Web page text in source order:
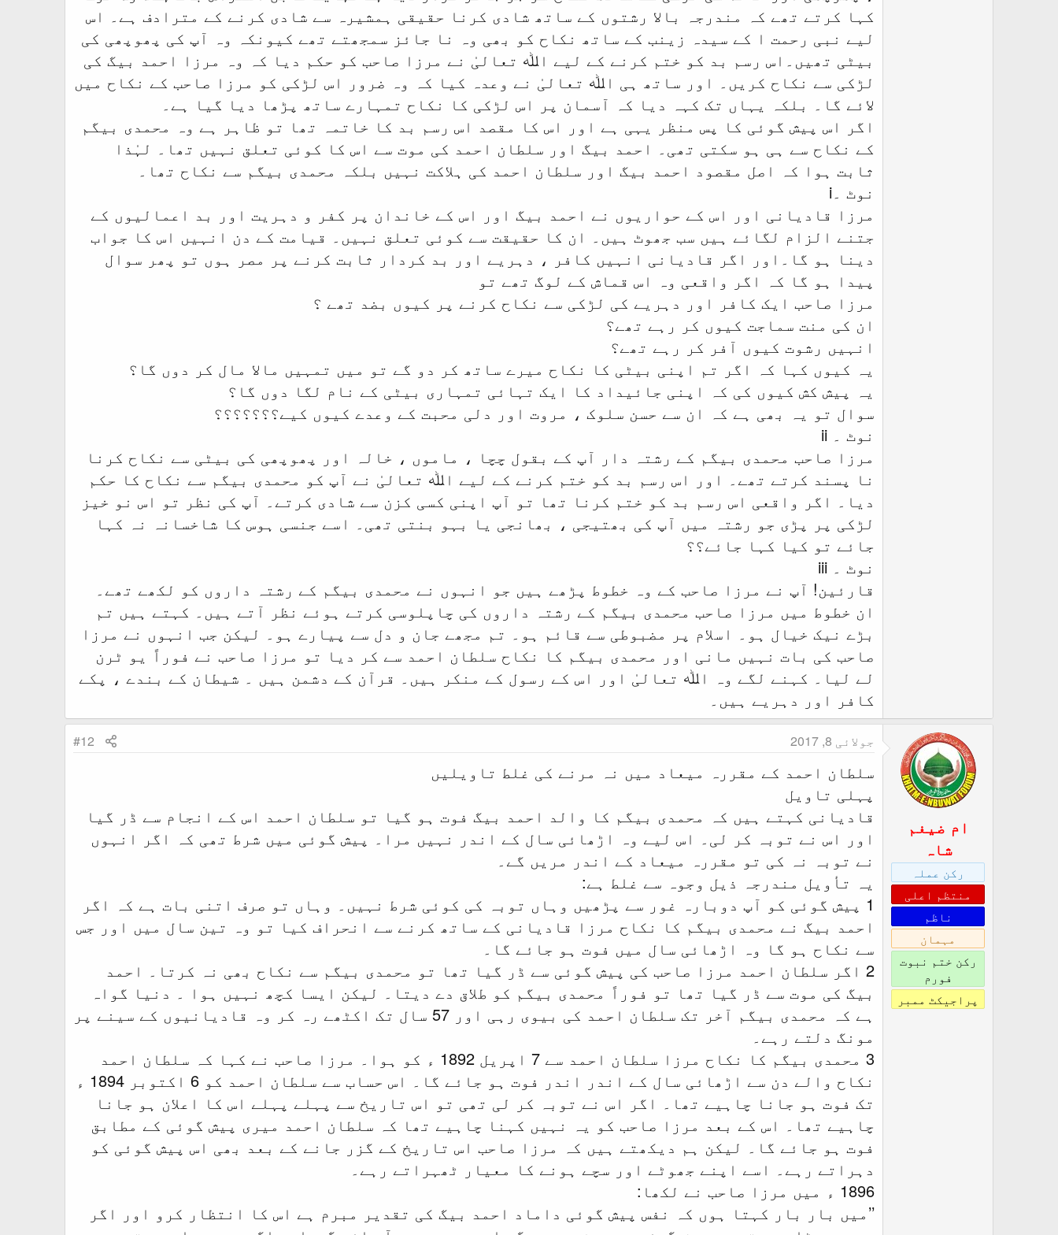
کہا کرتے تھے کہ مندرجہ بالا رشتوں کے ساتھ شادی کرنا حقیقی ہمشیرہ سے شادی کرنے کے مترادف ہے۔ اس
لیے نبی رحمت ا کے سیدہ زینب کے ساتھ نکاح کو بھی وہ نا جائز سمجھتے تھے کیونکہ وہ آپ کی پھوپھی کی
بیٹی تھیں۔اس رسم بد کو ختم کرنے کے لیے اﷲ تعالیٰ نے مرزا صاحب کو حکم دیا کہ وہ مرزا احمد بیگ کی
لڑکی سے نکاح کریں۔ اور ساتھ ہی اﷲ تعالیٰ نے وعدہ کیا کہ وہ ضرور اس لڑکی کو مرزا صاحب کے نکاح میں
لائے گا۔ بلکہ یہاں تک کہہ دیا کہ آسمان پر اس لڑکی کا نکاح تمہارے ساتھ پڑھا دیا گیا ہے۔
اگر اس پیش گوئی کا پس منظر یہی ہے اور اس کا مقصد اس رسم بد کا خاتمہ تھا تو ظاہر ہے وہ محمدی بیگم
کے نکاح سے ہی ہو سکتی تھی۔ احمد بیگ اور سلطان احمد کی موت سے اس کا کوئی تعلق نہیں تھا۔ لہٰذا
ثابت ہوا کہ اصل مقصود احمد بیگ اور سلطان احمد کی ہلاکت نہیں بلکہ محمدی بیگم سے نکاح تھا۔
نوٹ ۔i
مرزا قادیانی اور اس کے حواریوں نے احمد بیگ اور اس کے خاندان پر کفر و دہریت اور بد اعمالیوں کے
جتنے الزام لگائے ہیں سب جھوٹ ہیں۔ ان کا حقیقت سے کوئی تعلق نہیں۔ قیامت کے دن انہیں اس کا جواب
دینا ہو گا۔اور اگر قادیانی انہیں کافر ، دہریے اور بد کردار ثابت کرنے پر مصر ہوں تو پھر سوال
پیدا ہو گا کہ اگر واقعی وہ اس قماش کے لوگ تھے تو
مرزا صاحب ایک کافر اور دہریے کی لڑکی سے نکاح کرنے پر کیوں بضد تھے ؟
ان کی منت سماجت کیوں کر رہے تھے؟
انہیں رشوت کیوں آفر کر رہے تھے؟
یہ کیوں کہا کہ اگر تم اپنی بیٹی کا نکاح میرے ساتھ کر دو گے تو میں تمہیں مالا مال کر دوں گا؟
یہ پیش کش کیوں کی کہ اپنی جائیداد کا ایک تہائی تمہاری بیٹی کے نام لگا دوں گا؟
سوال تو یہ بھی ہے کہ ان سے حسن سلوک ، مروت اور دلی محبت کے وعدے کیوں کیے؟؟؟؟؟؟؟
نوٹ ۔ ii
مرزا صاحب محمدی بیگم کے رشتہ دار آپ کے بقول چچا ، ماموں ، خالہ اور پھوپھی کی بیٹی سے نکاح کرنا
نا پسند کرتے تھے۔ اور اس رسم بد کو ختم کرنے کے لیے اﷲ تعالیٰ نے آپ کو محمدی بیگم سے نکاح کا حکم
دیا۔ اگر واقعی اس رسم بد کو ختم کرنا تھا تو آپ اپنی کسی کزن سے شادی کرتے۔ آپ کی نظر تو اس نو خیز
لڑکی پر پڑی جو رشتہ میں آپ کی بھتیجی ، بھانجی یا بہو بنتی تھی۔ اسے جنسی ہوس کا شاخسانہ نہ کہا
جائے تو کیا کہا جائے؟؟
نوٹ ۔ iii
قارئین! آپ نے مرزا صاحب کے وہ خطوط پڑھے ہیں جو انہوں نے محمدی بیگم کے رشتہ داروں کو لکھے تھے۔
ان خطوط میں مرزا صاحب محمدی بیگم کے رشتہ داروں کی چاپلوسی کرتے ہوئے نظر آتے ہیں۔ کہتے ہیں تم
بڑے نیک خیال ہو۔ اسلام پر مضبوطی سے قائم ہو۔ تم مجھے جان و دل سے پیارے ہو۔ لیکن جب انہوں نے مرزا
صاحب کی بات نہیں مانی اور محمدی بیگم کا نکاح سلطان احمد سے کر دیا تو مرزا صاحب نے فوراً یو ٹرن
لے لیا۔ کہنے لگے وہ اﷲ تعالیٰ اور اس کے رسول کے منکر ہیں۔ قرآن کے دشمن ہیں ۔ شیطان کے بندے ، پکے
کافر اور دہریے ہیں۔
ام ضیغم
شاہ
رکن عملہ
منتظم اعلی
ناظم
مہمان
رکن ختم نبوت
فورم
پراجیکٹ ممبر
جولائی 8, 2017 #12
سلطان احمد کے مقررہ میعاد میں نہ مرنے کی غلط تاویلیں
پہلی تاویل
قادیانی کہتے ہیں کہ محمدی بیگم کا والد احمد بیگ فوت ہو گیا تو سلطان احمد اس کے انجام سے ڈر گیا
اور اس نے توبہ کر لی۔ اس لیے وہ اڑھائی سال کے اندر نہیں مرا۔ پیش گوئی میں شرط تھی کہ اگر انہوں
نے توبہ نہ کی تو مقررہ میعاد کے اندر مریں گے۔
یہ تأویل مندرجہ ذیل وجوہ سے غلط ہے:
1 پیش گوئی کو آپ دوبارہ غور سے پڑھیں وہاں توبہ کی کوئی شرط نہیں۔ وہاں تو صرف اتنی بات ہے کہ اگر
احمد بیگ نے محمدی بیگم کا نکاح مرزا قادیانی کے ساتھ کرنے سے انحراف کیا تو وہ تین سال میں اور جس
سے نکاح ہو گا وہ اڑھائی سال میں فوت ہو جائے گا۔
2 اگر سلطان احمد مرزا صاحب کی پیش گوئی سے ڈر گیا تھا تو محمدی بیگم سے نکاح بھی نہ کرتا۔ احمد
بیگ کی موت سے ڈر گیا تھا تو فوراً محمدی بیگم کو طلاق دے دیتا۔ لیکن ایسا کچھ نہیں ہوا ۔ دنیا گواہ
ہے کہ محمدی بیگم آخر تک سلطان احمد کی بیوی رہی اور 57 سال تک اکٹھے رہ کر وہ قادیانیوں کے سینے پر
مونگ دلتے رہے۔
3 محمدی بیگم کا نکاح مرزا سلطان احمد سے 7 اپریل 1892 ء کو ہوا۔ مرزا صاحب نے کہا کہ سلطان احمد
نکاح والے دن سے اڑھائی سال کے اندر اندر فوت ہو جائے گا۔ اس حساب سے سلطان احمد کو 6 اکتوبر 1894 ء
تک فوت ہو جانا چاہیے تھا۔ اگر اس نے توبہ کر لی تھی تو اس تاریخ سے پہلے پہلے اس کا اعلان ہو جانا
چاہیے تھا۔ اس کے بعد مرزا صاحب کو یہ نہیں کہنا چاہیے تھا کہ سلطان احمد میری پیش گوئی کے مطابق
فوت ہو جائے گا۔ لیکن ہم دیکھتے ہیں کہ مرزا صاحب اس تاریخ کے گزر جانے کے بعد بھی اس پیش گوئی کو
دہراتے رہے۔ اسے اپنے جھوٹے اور سچے ہونے کا معیار ٹھہراتے رہے۔
1896 ء میں مرزا صاحب نے لکھا:
’’میں بار بار کہتا ہوں کہ نفس پیش گوئی داماد احمد بیگ کی تقدیر مبرم ہے اس کا انتظار کرو اور اگر